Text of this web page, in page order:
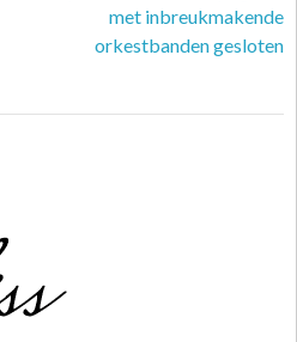
met inbreukmakende
orkestbanden gesloten